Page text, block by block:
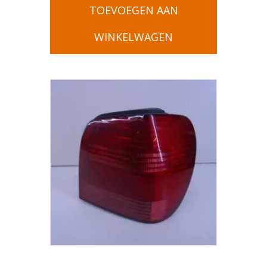
TOEVOEGEN AAN
WINKELWAGEN